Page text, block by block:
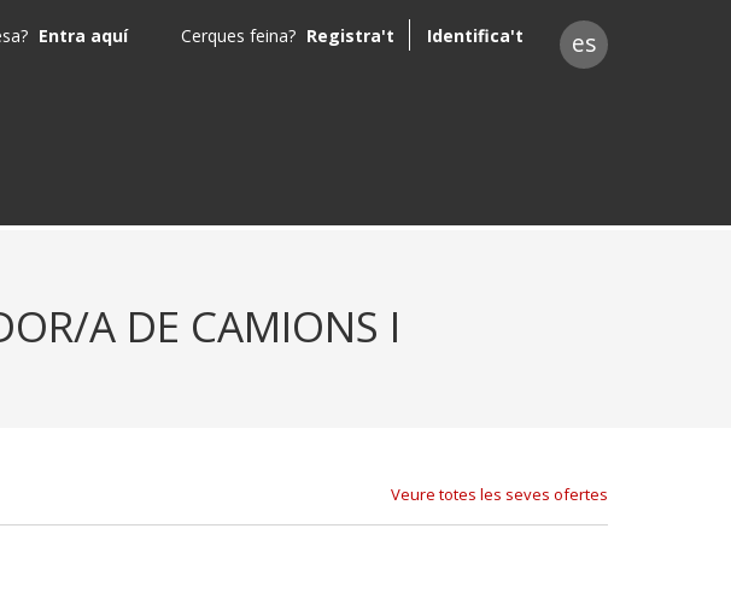
Entra aquí Cerques feina? Registra't Identifica't es
A DE CAMIONS I
Veure totes les seves ofertes